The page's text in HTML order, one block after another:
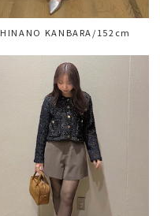
HINANO KANBARA/152cm